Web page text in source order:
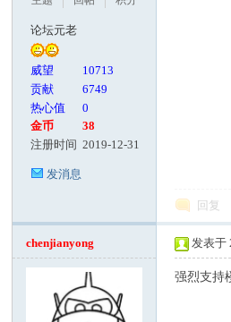
论坛元老
威望
10713
贡献
6749
热心值
0
金币
38
注册时间 2019-12-31
发消息
回复
chenjianyong 发表于
强烈支